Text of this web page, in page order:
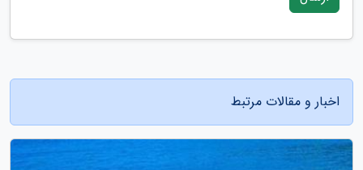
اخبار و مقالات مرتبط